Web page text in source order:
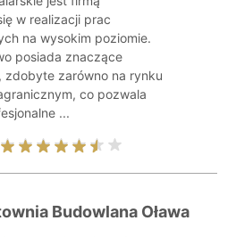
w realizacji prac
na wysokim poziomie.
posiada znaczące
zdobyte zarówno na rynku
co pozwala
...
Budowlana Oława